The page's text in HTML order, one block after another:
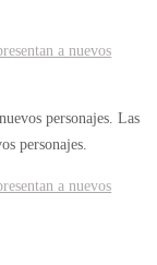
a nuevos
personajes.Las
personajes.
a nuevos